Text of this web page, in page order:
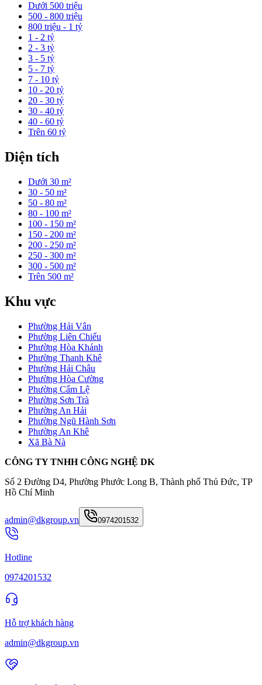
Dưới 500 triệu
500 - 800 triệu
800 triệu - 1 tỷ
1 - 2 tỷ
2 - 3 tỷ
3 - 5 tỷ
5 - 7 tỷ
7 - 10 tỷ
10 - 20 tỷ
20 - 30 tỷ
30 - 40 tỷ
40 - 60 tỷ
Trên 60 tỷ
Diện tích
Dưới 30 m²
30 - 50 m²
50 - 80 m²
80 - 100 m²
100 - 150 m²
150 - 200 m²
200 - 250 m²
250 - 300 m²
300 - 500 m²
Trên 500 m²
Khu vực
Phường Hải Vân
Phường Liên Chiểu
Phường Hòa Khánh
Phường Thanh Khê
Phường Hải Châu
Phường Hòa Cường
Phường Cẩm Lệ
Phường Sơn Trà
Phường An Hải
Phường Ngũ Hành Sơn
Phường An Khê
Xã Bà Nà
CÔNG TY TNHH CÔNG NGHỆ DK
Số 2 Đường D4, Phường Phước Long B, Thành phố Thủ Đức, TP
Hồ Chí Minh
admin@dkgroup.vn 0974201532
Hotline
0974201532
Hỗ trợ khách hàng
admin@dkgroup.vn